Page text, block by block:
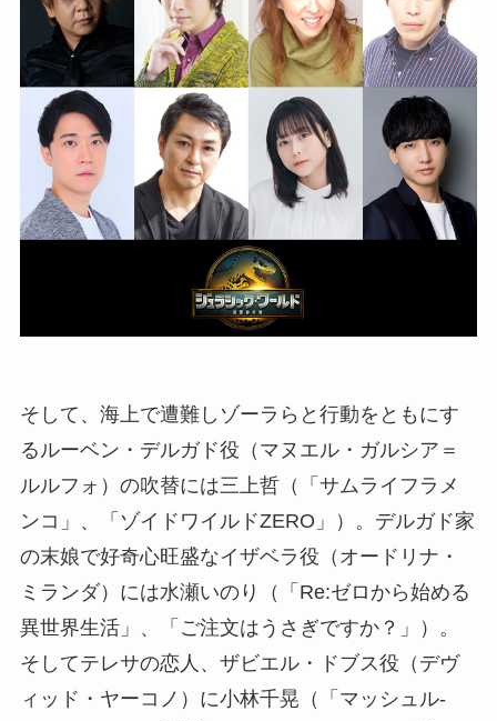
そして、海上で遭難しゾーラらと行動をともにす
るルーベン・デルガド役（マヌエル・ガルシア＝
ルルフォ）の吹替には三上哲（「サムライフラメ
ンコ」、「ゾイドワイルドZERO」）。デルガド家
の末娘で好奇心旺盛なイザベラ役（オードリナ・
ミランダ）には水瀬いのり（「Re:ゼロから始める
異世界生活」、「ご注文はうさぎですか？」）。
そしてテレサの恋人、ザビエル・ドブス役（デヴ
ィッド・ヤーコノ）に小林千晃（「マッシュル-